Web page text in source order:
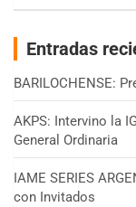
Entradas
BARILOCHENSE:
AKPS: Intervino la
General Ordinaria
IAME SERIES
con Invitados